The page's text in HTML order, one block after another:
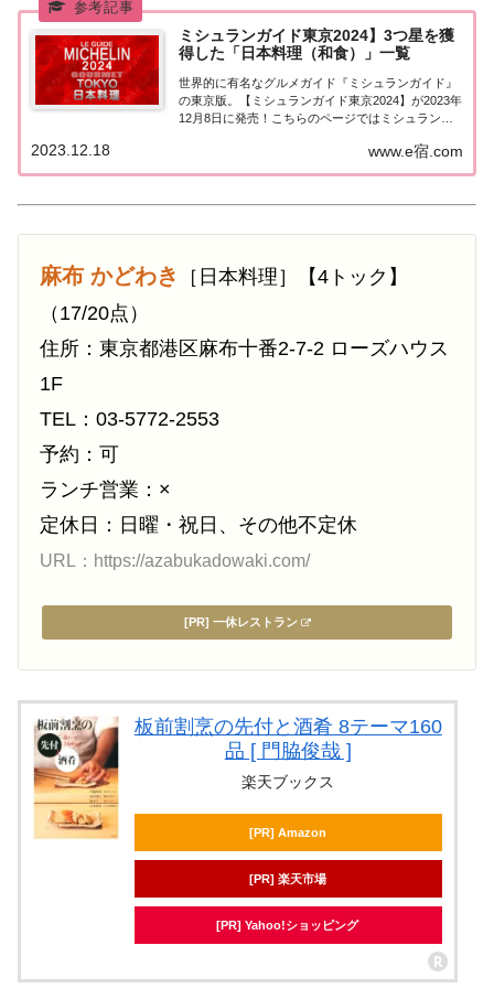
ミシュランガイド東京2024】3つ星を獲
得した「日本料理（和食）」一覧
世界的に有名なグルメガイド『ミシュランガイド』
の東京版。【ミシュランガイド東京2024】が2023年
12月8日に発売！こちらのページではミシュラン東
にまとめました。ミシュラン東京2024「日本料理
（和食）」「ミシュランガイド東京202...
www.e宿.com
2023.12.18
麻布 かどわき
［日本料理］【4トック】
（17/20点）
住所：東京都港区麻布十番2-7-2 ローズハウス
1F
TEL：03-5772-2553
予約：可
ランチ営業：×
定休日：日曜・祝日、その他不定休
URL：https://azabukadowaki.com/
[PR] 一休レストラン
板前割烹の先付と酒肴 8テーマ160
品 [ 門脇俊哉 ]
楽天ブックス
[PR] Amazon
[PR] 楽天市場
[PR] Yahoo!ショッピング